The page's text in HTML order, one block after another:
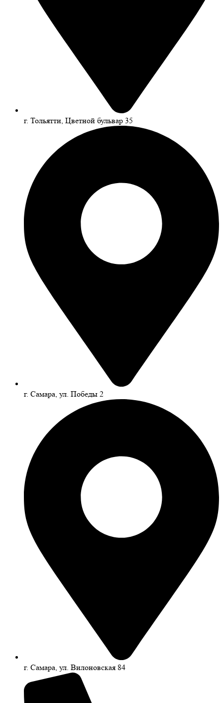
г. Тольятти, Цветной бульвар 35
г. Самара, ул. Победы 2
г. Самара, ул. Вилоновская 84